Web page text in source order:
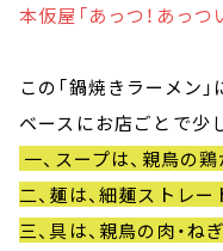
本仮屋「あっつ！あっつ
この「鍋焼きラーメン
ベースにお店ごとで少
一、スープは、親鳥の
二、麺は、細麺ストレ
三、具は、親鳥の肉・ね